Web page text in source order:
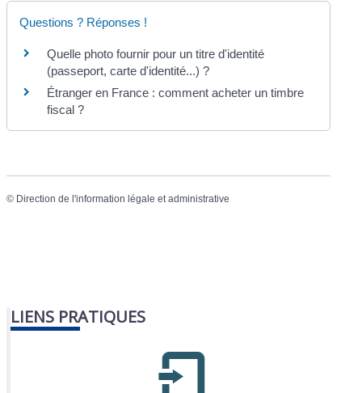
Questions ? Réponses !
Quelle photo fournir pour un titre d'identité
(passeport, carte d'identité...) ?
Étranger en France : comment acheter un timbre
fiscal ?
© Direction de l'information légale et administrative
LIENS PRATIQUES